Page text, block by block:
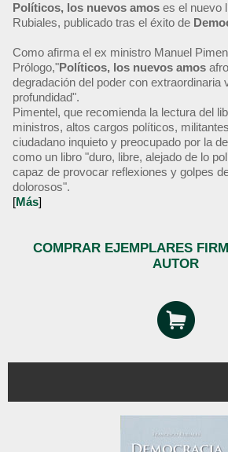
Políticos, los nuevos amos es el nuevo
Rubiales, publicado tras el éxito de
Como afirma el ex ministro Manuel
Prólogo,"Políticos, los nuevos amos
degradación del poder con extraordinaria
profundidad".
Pimentel, que recomienda la lectura del
ministros, altos cargos políticos,
ciudadano inquieto y preocupado por la
como un libro "duro, libre, alejado de lo
capaz de provocar reflexiones y golpes
dolorosos".
[Más]
COMPRAR EJEMPLARES
AUTOR